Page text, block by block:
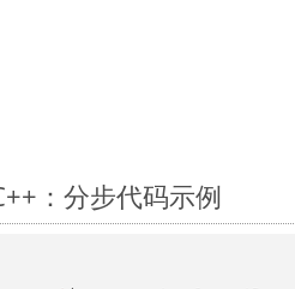
：分步代码示例